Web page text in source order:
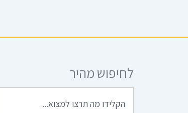
לחיפוש מהיר